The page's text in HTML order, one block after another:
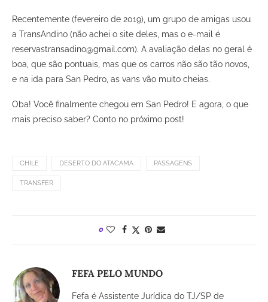
Recentemente (fevereiro de 2019), um grupo de amigas usou
a TransAndino (não achei o site deles, mas o e-mail é
reservastransadino@gmail.com). A avaliação delas no geral é
boa, que são pontuais, mas que os carros não são tão novos,
e na ida para San Pedro, as vans vão muito cheias.
Oba! Você finalmente chegou em San Pedro! E agora, o que
mais preciso saber? Conto no próximo post!
CHILE DESERTO DO ATACAMA PASSAGENS
TRANSFER
0
FEFA PELO MUNDO
Fefa é Assistente Jurídica do TJ/SP de